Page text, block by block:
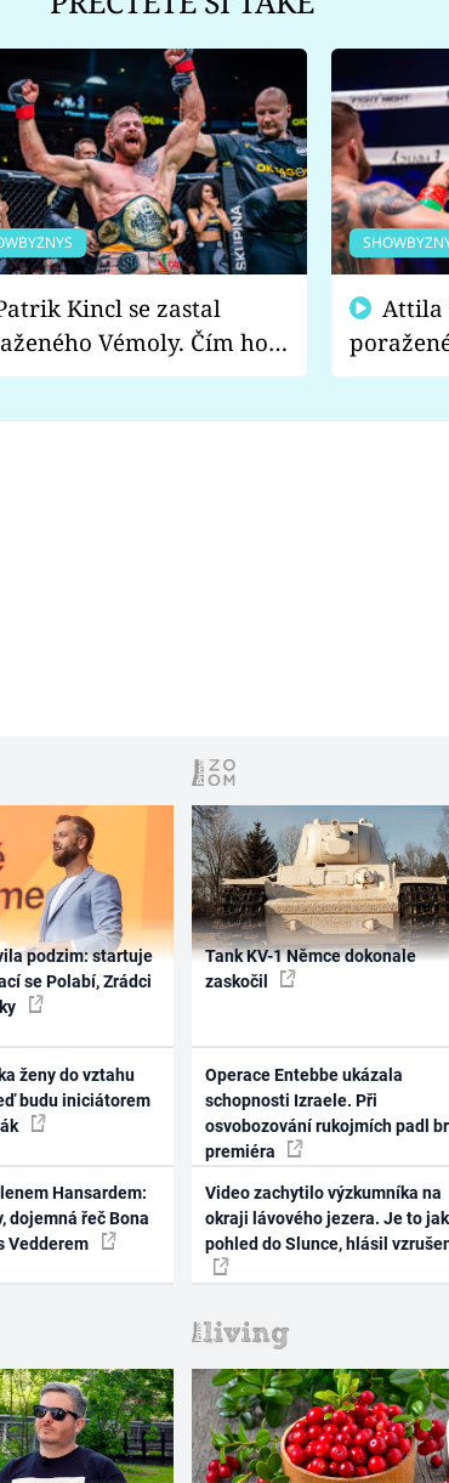
Vémoly. Čím ho
naštvali?
chce
podzim: startuje
se Polabí, Zrádci
ženy do vztahu
budu iniciátorem
Hansardem:
dojemná řeč Bona
Vedderem
Tank KV-1 Němce dokonale
zaskočil
Operace Entebbe ukázala
schopnosti Izraele. Při
osvobozování rukojmích padl
premiéra
Video zachytilo výzkumníka na
okraji lávového jezera. Je to
pohled do Slunce, hlásil